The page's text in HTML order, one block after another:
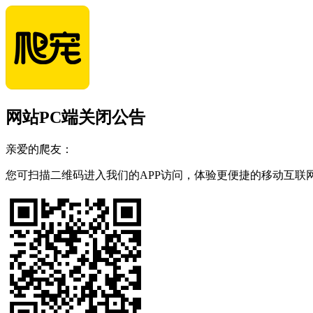
网站PC端关闭公告
亲爱的爬友：
您可扫描二维码进入我们的APP访问，体验更便捷的移动互联